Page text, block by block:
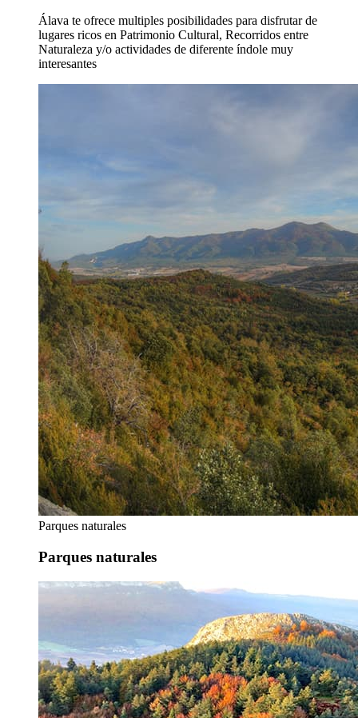
Álava te ofrece multiples posibilidades para disfrutar de
lugares ricos en Patrimonio Cultural, Recorridos entre
Naturaleza y/o actividades de diferente índole muy
interesantes
Parques naturales
Parques naturales